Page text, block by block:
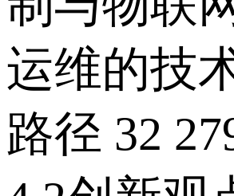
运维的技
路径 32